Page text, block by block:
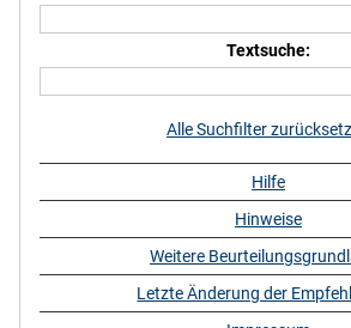
Textsuche:
Alle Suchfilter
Hilfe
Hinweise
Weitere
Letzte Änderung der